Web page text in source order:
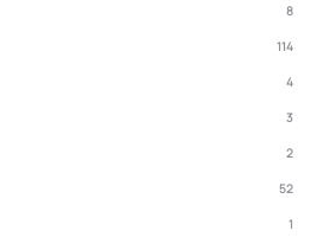
8
114
4
3
2
52
1